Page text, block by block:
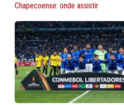
Chapecoense: onde assistir